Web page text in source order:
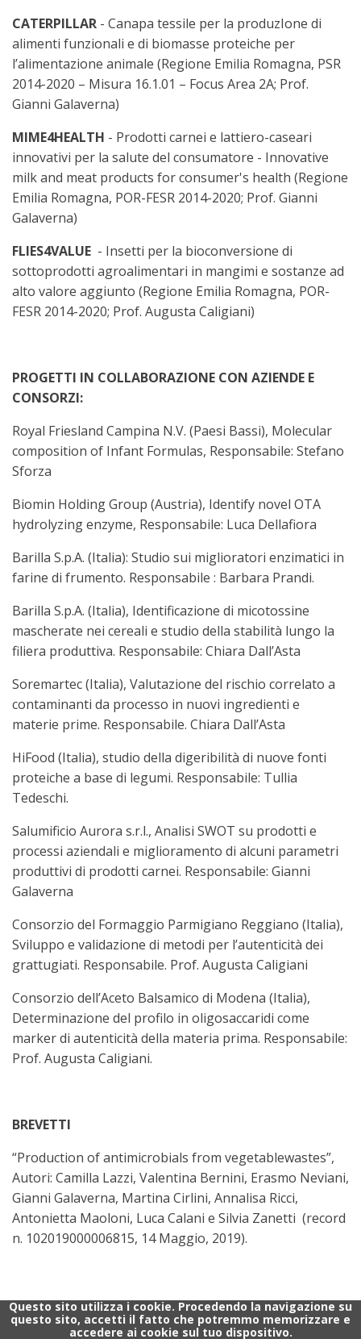
CATERPILLAR - Canapa tessile per la produzIone di
alimenti funzionali e di biomasse proteiche per
l’alimentazione animale (Regione Emilia Romagna, PSR
2014-2020 – Misura 16.1.01 – Focus Area 2A; Prof.
Gianni Galaverna)
MIME4HEALTH - Prodotti carnei e lattiero-caseari
innovativi per la salute del consumatore - Innovative
milk and meat products for consumer's health (Regione
Emilia Romagna, POR-FESR 2014-2020; Prof. Gianni
Galaverna)
FLIES4VALUE - Insetti per la bioconversione di
sottoprodotti agroalimentari in mangimi e sostanze ad
alto valore aggiunto (Regione Emilia Romagna, POR-
FESR 2014-2020; Prof. Augusta Caligiani)
PROGETTI IN COLLABORAZIONE CON AZIENDE E
CONSORZI:
Royal Friesland Campina N.V. (Paesi Bassi), Molecular
composition of Infant Formulas, Responsabile: Stefano
Sforza
Biomin Holding Group (Austria), Identify novel OTA
hydrolyzing enzyme, Responsabile: Luca Dellafiora
Barilla S.p.A. (Italia): Studio sui miglioratori enzimatici in
farine di frumento. Responsabile : Barbara Prandi.
Barilla S.p.A. (Italia), Identificazione di micotossine
mascherate nei cereali e studio della stabilità lungo la
filiera produttiva. Responsabile: Chiara Dall’Asta
Soremartec (Italia), Valutazione del rischio correlato a
contaminanti da processo in nuovi ingredienti e
materie prime. Responsabile. Chiara Dall’Asta
HiFood (Italia), studio della digeribilità di nuove fonti
proteiche a base di legumi. Responsabile: Tullia
Tedeschi.
Salumificio Aurora s.r.l., Analisi SWOT su prodotti e
processi aziendali e miglioramento di alcuni parametri
produttivi di prodotti carnei. Responsabile: Gianni
Galaverna
Consorzio del Formaggio Parmigiano Reggiano (Italia),
Sviluppo e validazione di metodi per l’autenticità dei
grattugiati. Responsabile. Prof. Augusta Caligiani
Consorzio dell’Aceto Balsamico di Modena (Italia),
Determinazione del profilo in oligosaccaridi come
marker di autenticità della materia prima. Responsabile:
Prof. Augusta Caligiani.
BREVETTI
“Production of antimicrobials from vegetablewastes”,
Autori: Camilla Lazzi, Valentina Bernini, Erasmo Neviani,
Gianni Galaverna, Martina Cirlini, Annalisa Ricci,
Antonietta Maoloni, Luca Calani e Silvia Zanetti (record
n. 102019000006815, 14 Maggio, 2019).
Questo sito utilizza i cookie. Procedendo la navigazione su
questo sito, accetti il fatto che potremmo memorizzare e
accedere ai cookie sul tuo dispositivo.